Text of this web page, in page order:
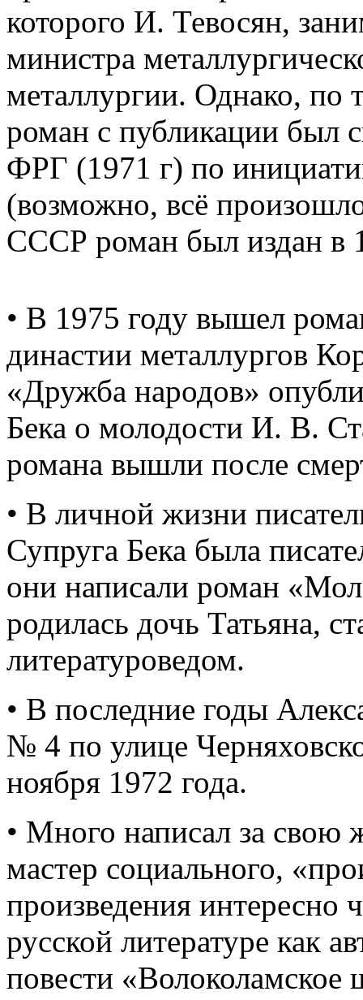
которого И. Тевосян,
министра
металлургии. Однако, по
роман с публикации был
ФРГ (1971 г) по
(возможно, всё
СССР роман был издан в
• В 1975 году вышел
династии металлургов
«Дружба народов»
Бека о молодости И. В.
романа вышли после
• В личной жизни
Супруга Бека была
они написали роман
родилась дочь Татьяна,
литературоведом.
• В последние годы
№ 4 по улице
ноября 1972 года.
• Много написал за свою
мастер социального,
произведения интересно
русской литературе как
повести «Волоколамское